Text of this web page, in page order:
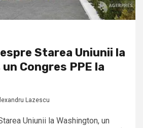
Starea Uniunii la
Congres PPE la
Lazescu
Uniunii la Washington, un